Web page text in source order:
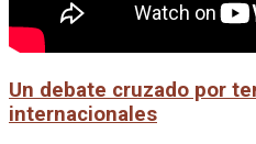
Un debate cruzado por
internacionales